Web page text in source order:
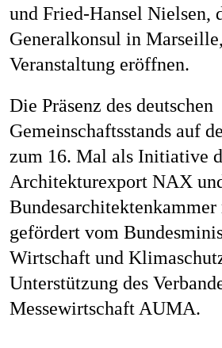
und Fried-Hansel Nielsen,
Generalkonsul in
Veranstaltung eröffnen.
Die Präsenz des deutschen
Gemeinschaftsstands auf
zum 16. Mal als Initiative
Architekturexport NAX
gefördert vom
Wirtschaft und
Unterstützung des
Messewirtschaft AUMA.